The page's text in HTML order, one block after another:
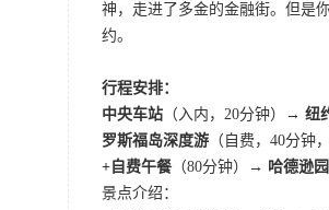
神，走进了多金的金融街。但是
约。
行程安排：
中央车站 （入内，20分钟）
→ 纽
罗斯福岛深度游 （自费，40分钟
+自费午餐 （80分钟）
→ 哈德逊园
景点介绍：